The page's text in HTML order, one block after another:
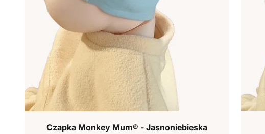
Czapka Monkey Mum® - Jasnoniebieska